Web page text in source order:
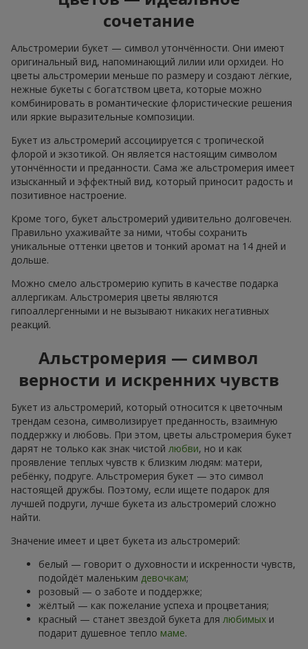
сочетание
Альстромерии букет — символ утончённости. Они имеют
оригинальный вид, напоминающий лилии или орхидеи. Но
цветы альстромерии меньше по размеру и создают лёгкие,
нежные букеты с богатством цвета, которые можно
комбинировать в романтические флористические решения
или яркие выразительные композиции.
Букет из альстромерий ассоциируется с тропической
флорой и экзотикой. Он является настоящим символом
утончённости и преданности. Сама же альстромерия имеет
изысканный и эффектный вид, который приносит радость и
позитивное настроение.
Кроме того, букет альстромерий удивительно долговечен.
Правильно ухаживайте за ними, чтобы сохранить
уникальные оттенки цветов и тонкий аромат на 14 дней и
дольше.
Можно смело альстромерию купить в качестве подарка
аллергикам. Альстромерия цветы являются
гипоаллергенными и не вызывают никаких негативных
реакций.
Альстромерия — символ
верности и искренних чувств
Букет из альстромерий, который относится к цветочным
трендам сезона, символизирует преданность, взаимную
поддержку и любовь. При этом, цветы альстромерия букет
дарят не только как знак чистой любви, но и как
проявление теплых чувств к близким людям: матери,
ребёнку, подруге. Альстромерия букет — это символ
настоящей дружбы. Поэтому, если ищете подарок для
лучшей подруги, лучше букета из альстромерий сложно
найти.
Значение имеет и цвет букета из альстромерий:
белый — говорит о духовности и искренности чувств,
подойдёт маленьким девочкам;
розовый — о заботе и поддержке;
жёлтый — как пожелание успеха и процветания;
красный — станет звездой букета для любимых и
подарит душевное тепло маме.